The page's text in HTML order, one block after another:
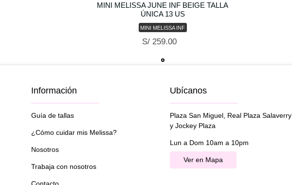
MINI MELISSA JUNE INF BEIGE TALLA
ÚNICA 13 US
MINI MELISSA INF
S/ 259.00
Información
Guía de tallas
¿Cómo cuidar mis Melissa?
Nosotros
Trabaja con nosotros
Ubícanos
Plaza San Miguel, Real Plaza Salaverry
y Jockey Plaza
Lun a Dom 10am a 10pm
Ver en Mapa